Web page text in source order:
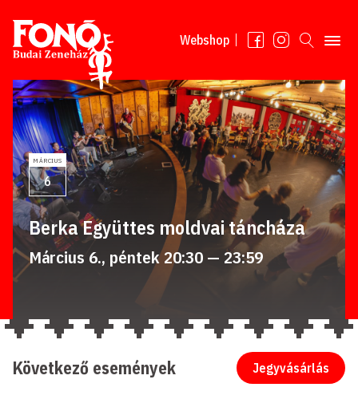
Tovább a tartalomhoz
Webshop
MÁRCIUS
6
Berka Együttes moldvai táncháza
Március 6., péntek 20:30 — 23:59
Jegyvásárlás
Következő események